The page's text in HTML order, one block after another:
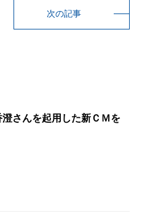
次の記事
さんを起用した新ＣＭを